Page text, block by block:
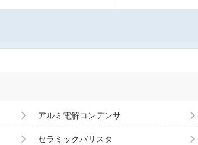
アルミ電解コンデンサ
セラミックバリスタ